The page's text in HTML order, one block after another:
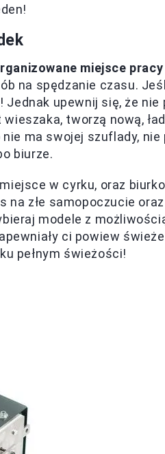
miejsce
na spędzanie czasu.
upewnij się, że nie
tworzą nową,
ma swojej szuflady, nie
biurze.
w cyrku, oraz biurko
złe samopoczucie
modele z
ci powiew
pełnym świeżości!